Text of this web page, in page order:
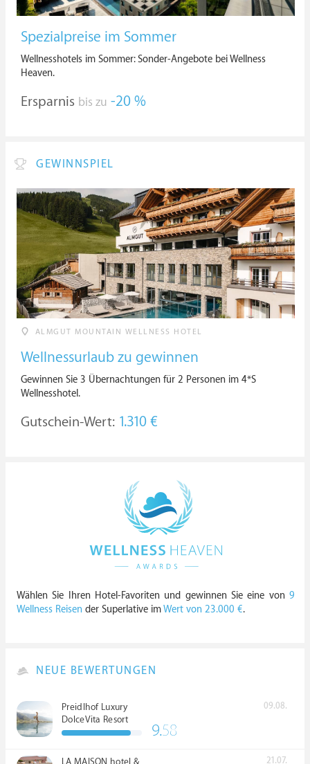
Spezialpreise im Sommer
Wellnesshotels im Sommer: Sonder-Angebote bei Wellness
Heaven.
Ersparnis bis zu -20 %
GEWINNSPIEL
ALMGUT MOUNTAIN WELLNESS HOTEL
Wellnessurlaub zu gewinnen
Gewinnen Sie 3 Übernachtungen für 2 Personen im 4*S
Wellnesshotel.
Gutschein-Wert: 1.310 €
Wählen Sie Ihren Hotel-Favoriten und gewinnen Sie eine von 9
Wellness Reisen der Superlative imWert von 23.000 €.
NEUE BEWERTUNGEN
Preidlhof Luxury
DolceVita Resort
*****
09.08.
9.58
LA MAISON hotel &
21.07.